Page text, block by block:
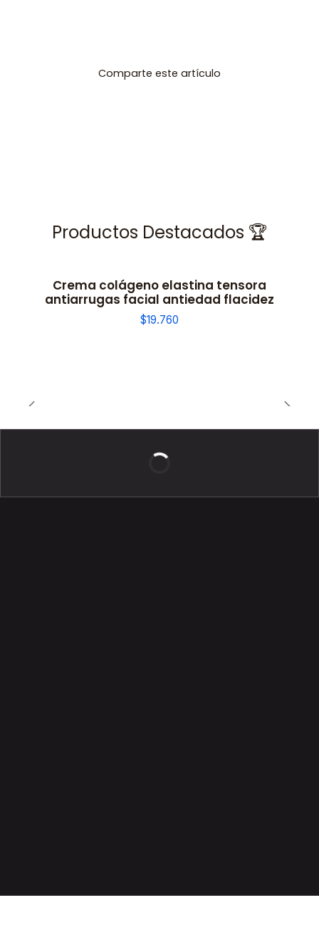
Comparte este artículo
Productos Destacados 🏆
Crema colágeno elastina tensora
antiarrugas facial antiedad flacidez
$19.760
BELLEZA DE LUJO